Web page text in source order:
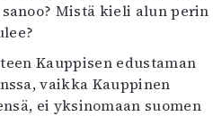
Mistä kieli alun perin
Kauppisen edustaman
vaikka Kauppinen
ei yksinomaan suomen